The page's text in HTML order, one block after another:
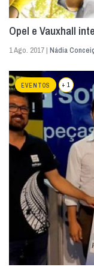
Opel e Vauxhall
1 Ago. 2017 | Nádia
EVENTOS + 1